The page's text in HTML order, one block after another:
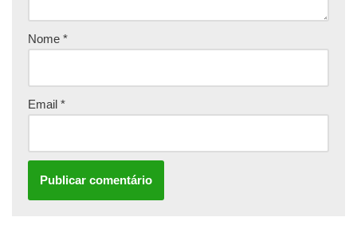
Nome *
Email *